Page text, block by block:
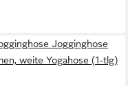
Jogginghose
weite Yogahose (1-tlg)